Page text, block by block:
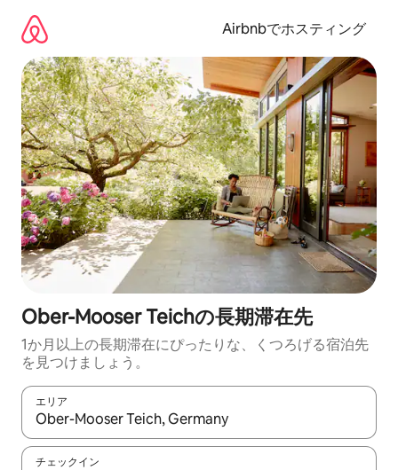
Airbnbでホスティング
Ober-Mooser Teichの長期滞在先
1か月以上の長期滞在にぴったりな、くつろげる宿泊先
を見つけましょう。
エリア
検索結果が表示されたら、上下の矢印キーを使って移動するか
チェックイン